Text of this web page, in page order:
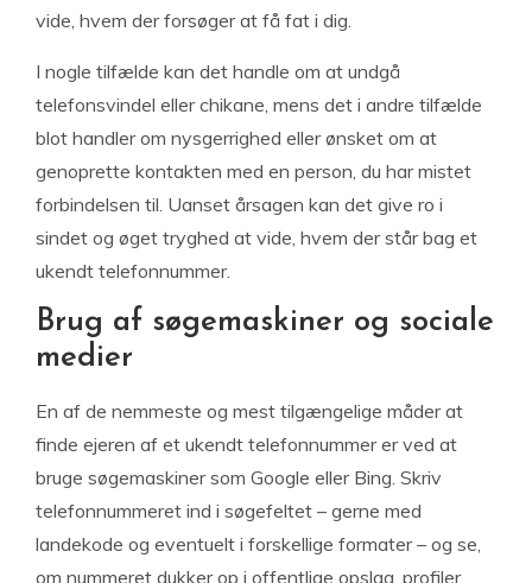
vide, hvem der forsøger at få fat i dig.
I nogle tilfælde kan det handle om at undgå
telefonsvindel eller chikane, mens det i andre tilfælde
blot handler om nysgerrighed eller ønsket om at
genoprette kontakten med en person, du har mistet
forbindelsen til. Uanset årsagen kan det give ro i
sindet og øget tryghed at vide, hvem der står bag et
ukendt telefonnummer.
Brug af søgemaskiner og sociale
medier
En af de nemmeste og mest tilgængelige måder at
finde ejeren af et ukendt telefonnummer er ved at
bruge søgemaskiner som Google eller Bing. Skriv
telefonnummeret ind i søgefeltet – gerne med
landekode og eventuelt i forskellige formater – og se,
om nummeret dukker op i offentlige opslag, profiler,